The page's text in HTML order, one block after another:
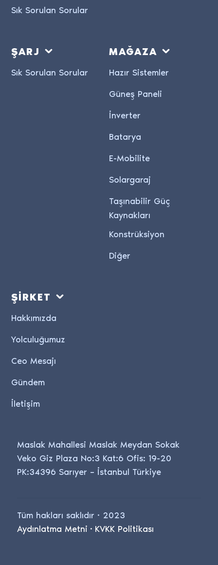
Sık Sorulan Sorular
ŞARJ
Sık Sorulan Sorular
MAĞAZA
Hazır Sistemler
Güneş Paneli
İnverter
Batarya
E-Mobilite
Solargaraj
Taşınabilir Güç
Kaynakları
Konstrüksiyon
Diğer
ŞİRKET
Hakkımızda
Yolculuğumuz
Ceo Mesajı
Gündem
İletişim
Maslak Mahallesi Maslak Meydan Sokak
Veko Giz Plaza No:3 Kat:6 Ofis: 19-20
PK:34396 Sarıyer – İstanbul Türkiye
Tüm hakları saklıdır · 2023
Aydınlatma Metni · KVKK Politikası